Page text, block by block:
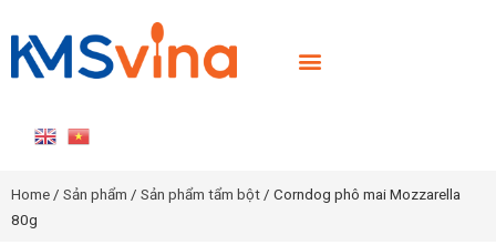
Home / Sản phẩm / Sản phẩm tẩm bột / Corndog phô mai Mozzarella
80g